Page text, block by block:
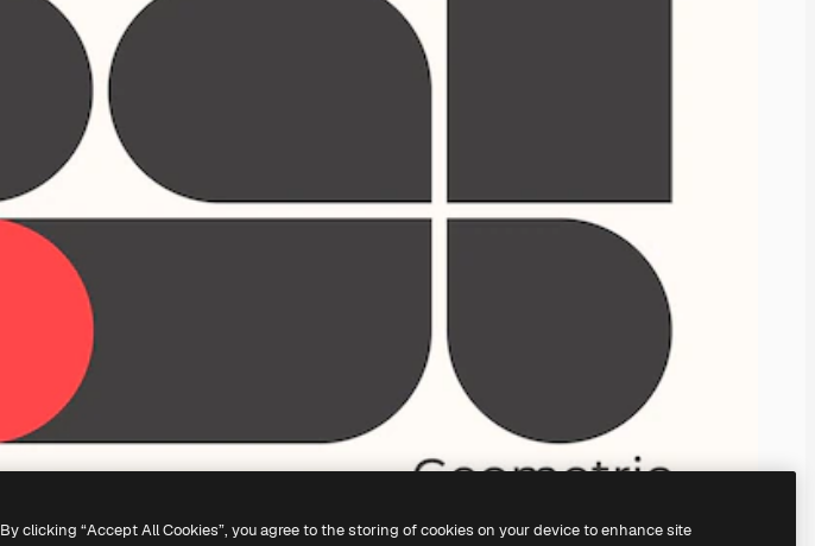
By clicking “Accept All Cookies”, you agree to the storing of cookies on your device to enhance site